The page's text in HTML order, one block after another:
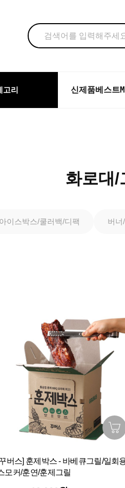
리 신제품베스트
화로대/
아이스박스/쿨러백/디팩 버너
버스] 훈제박스 - 바베큐그릴/일회
모커/훈연/훈제그릴